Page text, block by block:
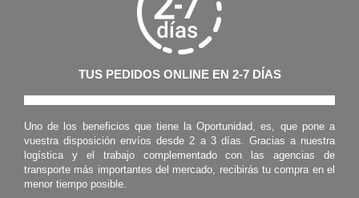
TUS PEDIDOS ONLINE EN 2-7 DÍAS
Uno de los beneficios que tiene la Oportunidad, es, que pone a
vuestra disposición envíos desde 2 a 3 días. Gracias a nuestra
logística y el trabajo complementado con las agencias de
transporte más importantes del mercado, recibirás tu compra en el
menor tiempo posible.